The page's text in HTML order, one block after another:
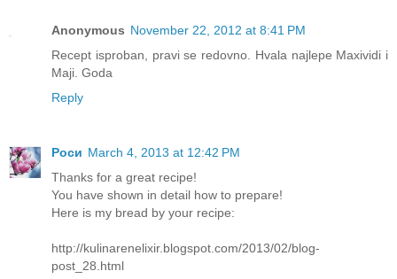
Anonymous November 22, 2012 at 8:41 PM
Recept isproban, pravi se redovno. Hvala najlepe Maxividi i
Maji. Goda
Reply
Роси March 4, 2013 at 12:42 PM
Thanks for a great recipe!
You have shown in detail how to prepare!
Here is my bread by your recipe:
http://kulinarenelixir.blogspot.com/2013/02/blog-
post_28.html